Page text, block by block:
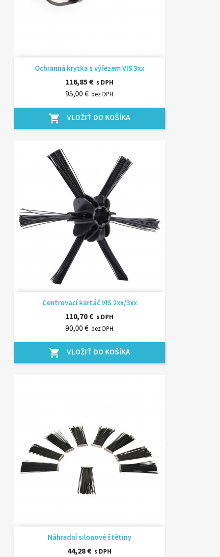
Ochranná krytka s výřezem VIS 3xx
116,85 € s DPH
95,00 € bez DPH
shopping_cart VLOŽIŤ DO KOŠÍKA
Centrovací kartáč VIS 2xx/3xx
110,70 € s DPH
90,00 € bez DPH
shopping_cart VLOŽIŤ DO KOŠÍKA
Náhradní silonové štětiny
44,28 € s DPH